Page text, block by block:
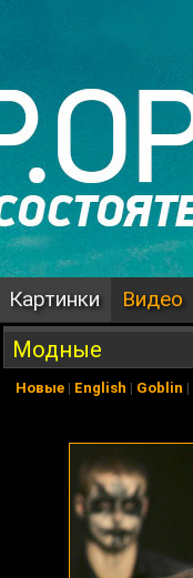
Картинки Видео
Модные
Новые| English | Goblin |